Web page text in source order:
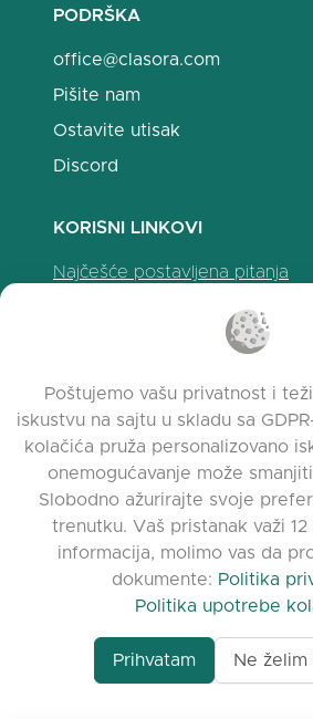
PODRŠKA
office@clasora.com
Pišite nam
Ostavite utisak
Discord
KORISNI LINKOVI
Najčešće postavljena pitanja
Politika upotrebe kolačića
Napomene o izdanju
© 2026 clasora.com
zadržana | Developed
Poštujemo vašu privatnost i
iskustvu na sajtu u skladu sa
kolačića pruža personalizovano
onemogućavanje može
Slobodno ažurirajte svoje
trenutku. Vaš pristanak važi
informacija, molimo vas da
dokumente: Politika
Politika upotrebe
Prihvatam Ne